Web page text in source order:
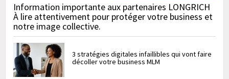
Information importante aux partenaires LONGRICH
À lire attentivement pour protéger votre business et
notre image collective.
3 stratégies digitales infaillibles qui vont faire
décoller votre business MLM